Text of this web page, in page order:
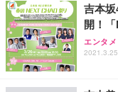
吉本
開！
エンタメ